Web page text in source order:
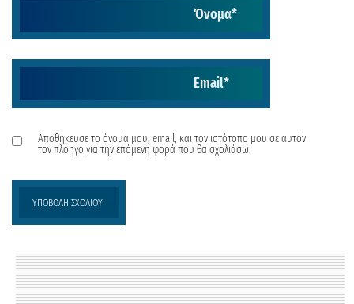
Όνομα*
Email*
Αποθήκευσε το όνομά μου, email, και τον ιστότοπο μου σε αυτόν
τον πλοηγό για την επόμενη φορά που θα σχολιάσω.